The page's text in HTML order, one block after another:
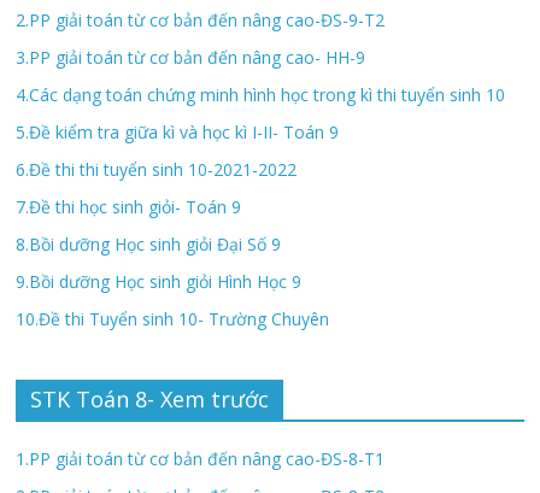
2.PP giải toán từ cơ bản đến nâng cao-ĐS-9-T2
3.PP giải toán từ cơ bản đến nâng cao- HH-9
4.Các dạng toán chứng minh hình học trong kì thi tuyển sinh 10
5.Đề kiểm tra giữa kì và học kì I-II- Toán 9
6.Đề thi thi tuyển sinh 10-2021-2022
7.Đề thi học sinh giỏi- Toán 9
8.Bồi dưỡng Học sinh giỏi Đại Số 9
9.Bồi dưỡng Học sinh giỏi Hình Học 9
10.Đề thi Tuyển sinh 10- Trường Chuyên
STK Toán 8- Xem trước
1.PP giải toán từ cơ bản đến nâng cao-ĐS-8-T1